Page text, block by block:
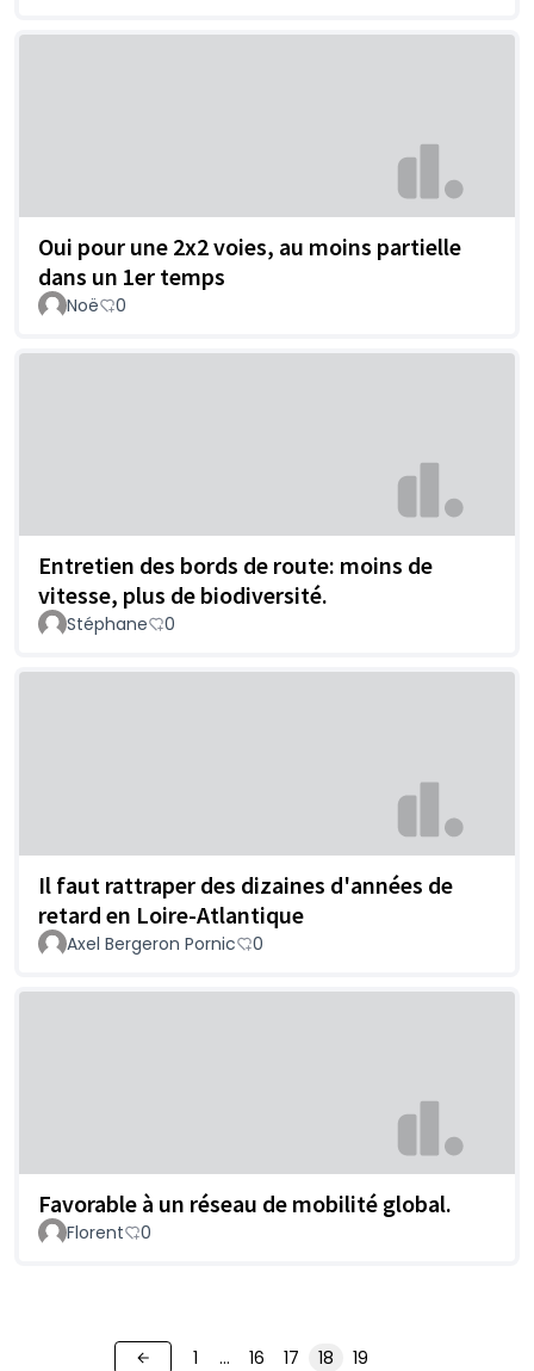
Oui pour une 2x2 voies, au moins partielle
dans un 1er temps
Noë 0
Entretien des bords de route: moins de
vitesse, plus de biodiversité.
Stéphane 0
Il faut rattraper des dizaines d'années de
retard en Loire-Atlantique
Axel Bergeron Pornic 0
Favorable à un réseau de mobilité global.
Florent 0
1 … 16 17 18 19